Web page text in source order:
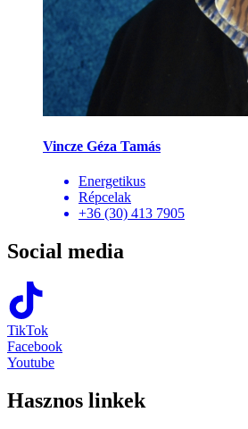
Vincze Géza Tamás
Energetikus
Répcelak
+36 (30) 413 7905
Social media
TikTok
Facebook
Youtube
Hasznos linkek